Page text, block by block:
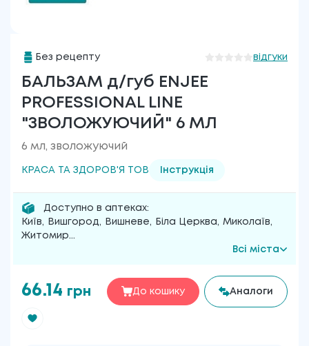
Без рецепту відгуки
БАЛЬЗАМ д/губ ENJEE
PROFESSIONAL LINE
"ЗВОЛОЖУЮЧИЙ" 6 МЛ
6 мл, зволожуючий
КРАСА ТА ЗДОРОВ'Я ТОВ Інструкція
Доступно в аптеках:
Київ, Вишгород, Вишневе, Біла Церква, Миколаїв,
Житомир...
Всі міста
66.14 грн До кошику Аналоги